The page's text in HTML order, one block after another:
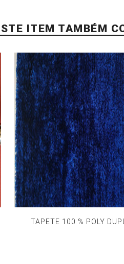
ITEM TAMBÉM
TAPETE 100 % POLY